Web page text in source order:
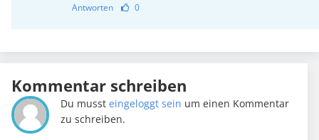
Antworten 0
Kommentar schreiben
Du mussteingeloggt sein um einen Kommentar
zu schreiben.